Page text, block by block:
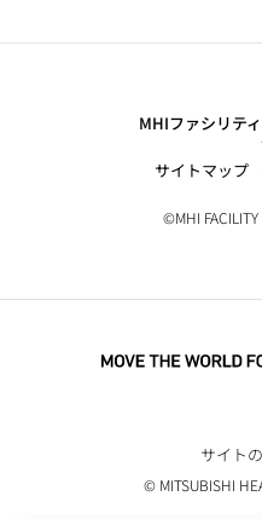
MHIファシリテ
サイトマップ
©MHI FACILITY
サイト
© MITSUBISHI